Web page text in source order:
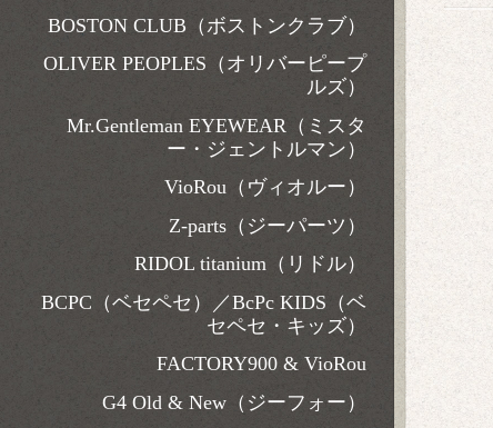
BOSTON CLUB（ボストンクラブ）
OLIVER PEOPLES（オリバーピープ
ルズ）
Mr.Gentleman EYEWEAR（ミスタ
ー・ジェントルマン）
VioRou（ヴィオルー）
Z-parts（ジーパーツ）
RIDOL titanium（リドル）
BCPC（ベセペセ）／BcPc KIDS（ベ
セペセ・キッズ）
FACTORY900 & VioRou
G4 Old & New（ジーフォー）